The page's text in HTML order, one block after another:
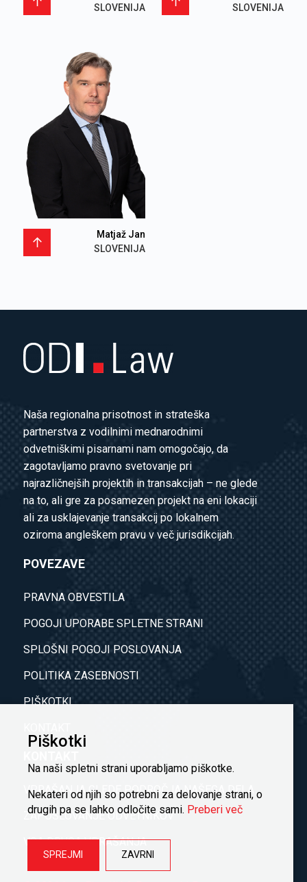
Piškotki
Na naši spletni strani uporabljamo piškotke.
Nekateri od njih so potrebni za delovanje strani, o
drugih pa se lahko odločite sami. Preberi več
SPREJMI ZAVRNI
SLOVENIJA
SLOVENIJA
Matjaž Jan
SLOVENIJA
Naša regionalna prisotnost in strateška
partnerstva z vodilnimi mednarodnimi
odvetniškimi pisarnami nam omogočajo, da
zagotavljamo pravno svetovanje pri
najrazličnejših projektih in transakcijah – ne glede
na to, ali gre za posamezen projekt na eni lokaciji
ali za usklajevanje transakcij po lokalnem
oziroma angleškem pravu v več jurisdikcijah.
POVEZAVE
PRAVNA OBVESTILA
POGOJI UPORABE SPLETNE STRANI
SPLOŠNI POGOJI POSLOVANJA
POLITIKA ZASEBNOSTI
PIŠKOTKI
VPRAŠANJA GLEDE PODROČJA NAŠEGA DELA
ZAPOSLOVANJE ODVETNIKOV
VSA DRUGA VPRAŠANJA